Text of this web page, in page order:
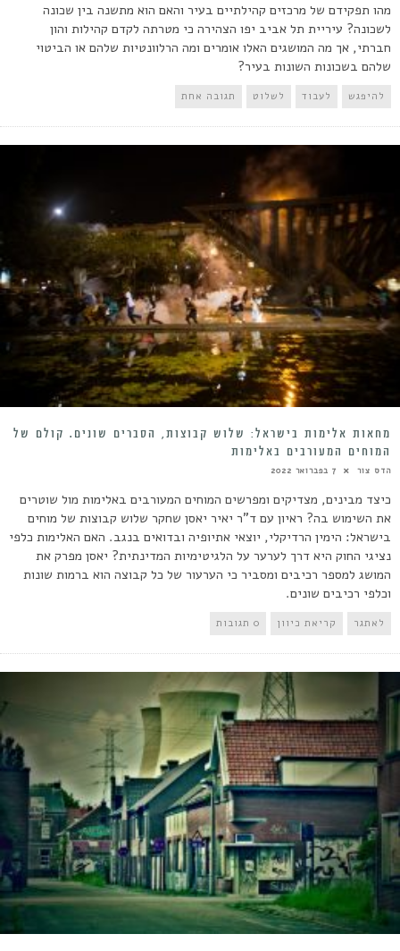
מהו תפקידם של מרכזים קהילתיים בעיר והאם הוא מתשנה בין שכונה
לשכונה? עיריית תל אביב יפו הצהירה כי מטרתה לקדם קהילות והון
חברתי, אך מה המושגים האלו אומרים ומה הרלוונטיות שלהם או הביטוי
שלהם בשכונות השונות בעיר?
להיפגש לעבוד לשלוט תגובה אחת
מחאות אלימות בישראל: שלוש קבוצות, הסברים שונים. קולם של
המוחים המעורבים באלימות
הדס צור 7 בפברואר 2022
כיצד מבינים, מצדיקים ומפרשים המוחים המעורבים באלימות מול שוטרים
את השימוש בה? ראיון עם ד"ר יאיר יאסן שחקר שלוש קבוצות של מוחים
בישראל: הימין הרדיקלי, יוצאי אתיופיה ובדואים בנגב. האם האלימות כלפי
נציגי החוק היא דרך לערער על הלגיטימיות המדינתית? יאסן מפרק את
המושג למספר רכיבים ומסביר כי הערעור של כל קבוצה הוא ברמות שונות
וכלפי רכיבים שונים.
לאתגר קריאת כיוון 0 תגובות